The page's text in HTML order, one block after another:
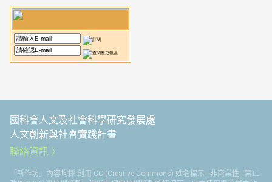
國科會人文及社會科學研究發展處
人文創新與社會實踐計畫
聯絡資訊
「新作坊」內容均採 創用 CC (Creative Commons) 姓名標示─非商業性─禁止